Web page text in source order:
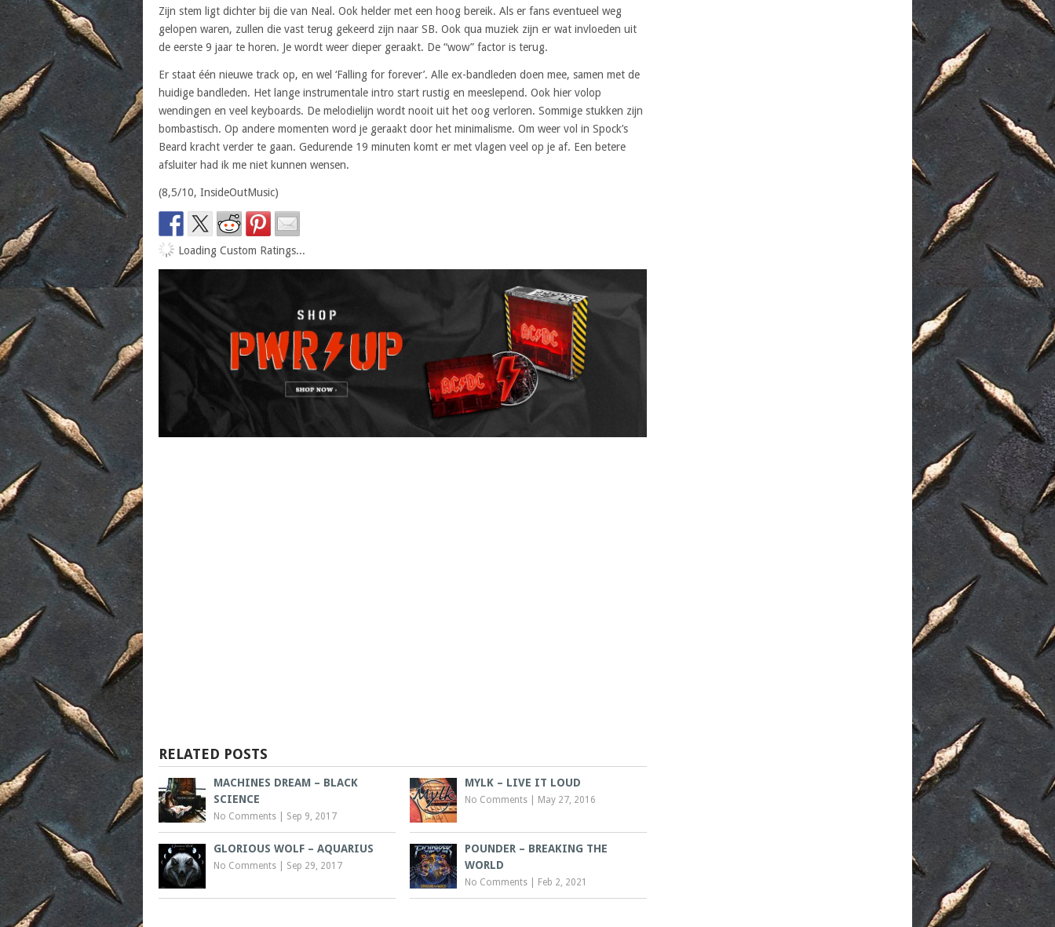
Zijn stem ligt dichter bij die van Neal. Ook helder met een hoog bereik. Als er fans eventueel weg
gelopen waren, zullen die vast terug gekeerd zijn naar SB. Ook qua muziek zijn er wat invloeden uit
de eerste 9 jaar te horen. Je wordt weer dieper geraakt. De “wow” factor is terug.
Er staat één nieuwe track op, en wel ‘Falling for forever’. Alle ex-bandleden doen mee, samen met de
huidige bandleden. Het lange instrumentale intro start rustig en meeslepend. Ook hier volop
wendingen en veel keyboards. De melodielijn wordt nooit uit het oog verloren. Sommige stukken zijn
bombastisch. Op andere momenten word je geraakt door het minimalisme. Om weer vol in Spock’s
Beard kracht verder te gaan. Gedurende 19 minuten komt er met vlagen veel op je af. Een betere
afsluiter had ik me niet kunnen wensen.
(8,5/10, InsideOutMusic)
Loading Custom Ratings...
RELATED POSTS
MACHINES DREAM – BLACK
SCIENCE
No Comments Sep 9, 2017
MYLK – LIVE IT LOUD
No Comments May 27, 2016
GLORIOUS WOLF – AQUARIUS
No Comments Sep 29, 2017
POUNDER – BREAKING THE
WORLD
No Comments Feb 2, 2021